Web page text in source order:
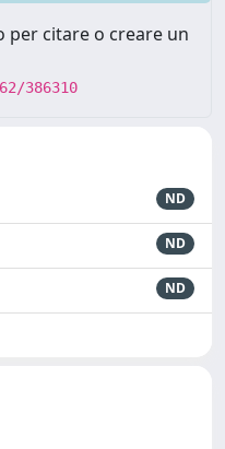
per citare o creare un
386310
ND
ND
ND